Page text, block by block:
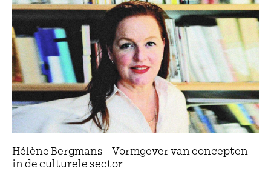
Hélène Bergmans – Vormgever van concepten
in de culturele sector